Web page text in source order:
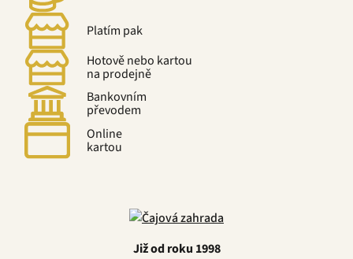
Platím pak
Hotově nebo kartou
na prodejně
Bankovním
převodem
Online
kartou
Již od roku 1998